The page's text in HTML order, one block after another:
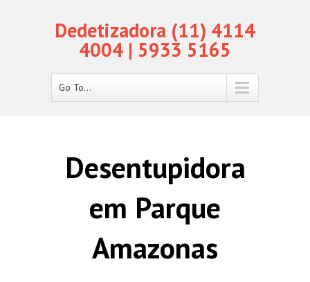
Dedetizadora (11) 4114
4004 | 5933 5165
Go To...
Desentupidora
em Parque
Amazonas